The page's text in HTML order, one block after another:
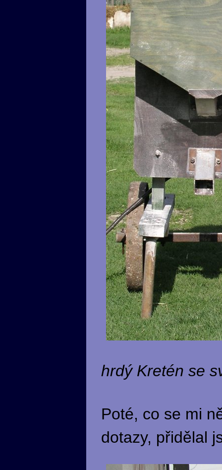
hrdý Kretén se
Poté, co se mi
dotazy, přidělal